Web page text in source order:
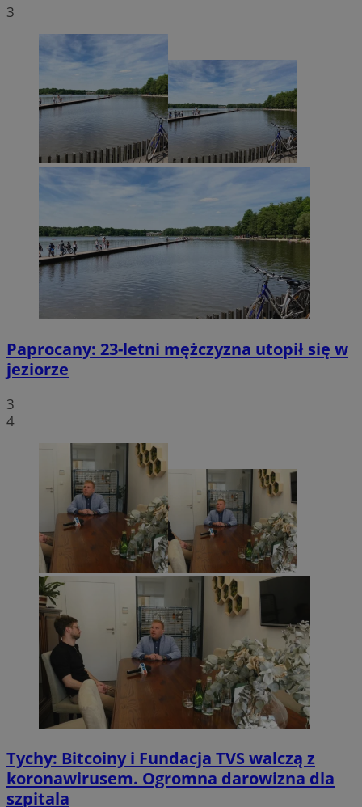
3
Paprocany: 23-letni mężczyzna utopił się w
jeziorze
3
4
Tychy: Bitcoiny i Fundacja TVS walczą z
koronawirusem. Ogromna darowizna dla
szpitala